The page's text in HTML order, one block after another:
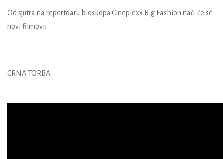
Od sjutra na repertoaru bioskopa Cineplexx Big Fashion naći će se
novi filmovi:
CRNA TORBA